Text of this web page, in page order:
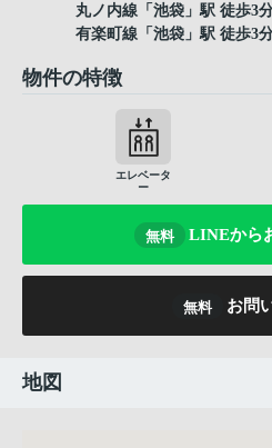
丸ノ内線 「 池袋 」駅 徒歩3
有楽町線 「 池袋 」駅 徒歩3
物件の特徴
エレベータ
ー
無料 LINEから
無料 お問
地図